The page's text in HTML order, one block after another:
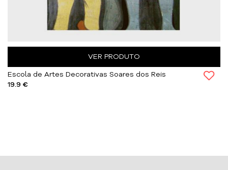
VER PRODUTO
Escola de Artes Decorativas Soares dos Reis
19.9 €